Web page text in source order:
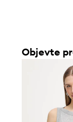
Objevte